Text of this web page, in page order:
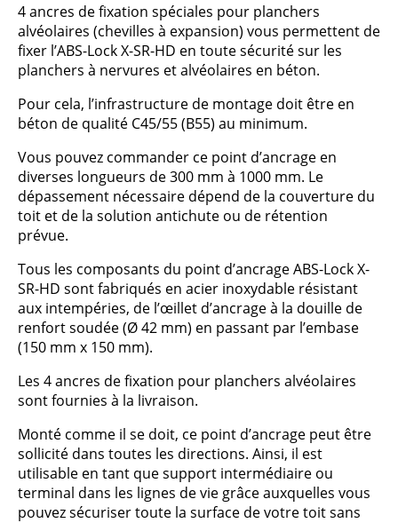
4 ancres de fixation spéciales pour planchers
alvéolaires (chevilles à expansion) vous permettent de
fixer l’ABS-Lock X-SR-HD en toute sécurité sur les
planchers à nervures et alvéolaires en béton.
Pour cela, l’infrastructure de montage doit être en
béton de qualité C45/55 (B55) au minimum.
Vous pouvez commander ce point d’ancrage en
diverses longueurs de 300 mm à 1000 mm. Le
dépassement nécessaire dépend de la couverture du
toit et de la solution antichute ou de rétention
prévue.
Tous les composants du point d’ancrage ABS-Lock X-
SR-HD sont fabriqués en acier inoxydable résistant
aux intempéries, de l’œillet d’ancrage à la douille de
renfort soudée (Ø 42 mm) en passant par l’embase
(150 mm x 150 mm).
Les 4 ancres de fixation pour planchers alvéolaires
sont fournies à la livraison.
Monté comme il se doit, ce point d’ancrage peut être
sollicité dans toutes les directions. Ainsi, il est
utilisable en tant que support intermédiaire ou
terminal dans les lignes de vie grâce auxquelles vous
pouvez sécuriser toute la surface de votre toit sans